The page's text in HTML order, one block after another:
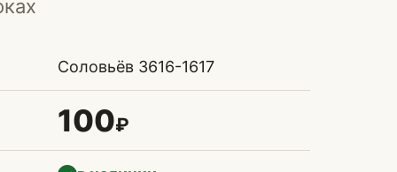
Соловьёв 3616-1617
100₽